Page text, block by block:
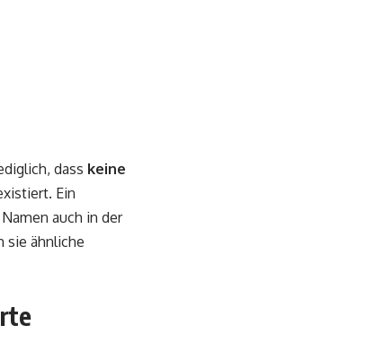
dass keine
Ein
auch in der
sie ähnliche